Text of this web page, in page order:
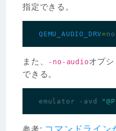
指定できる。
QEMU_AUDIO_DRV=
また、 -no-audioオプ
できる。
emulator -avd
コマンドライン